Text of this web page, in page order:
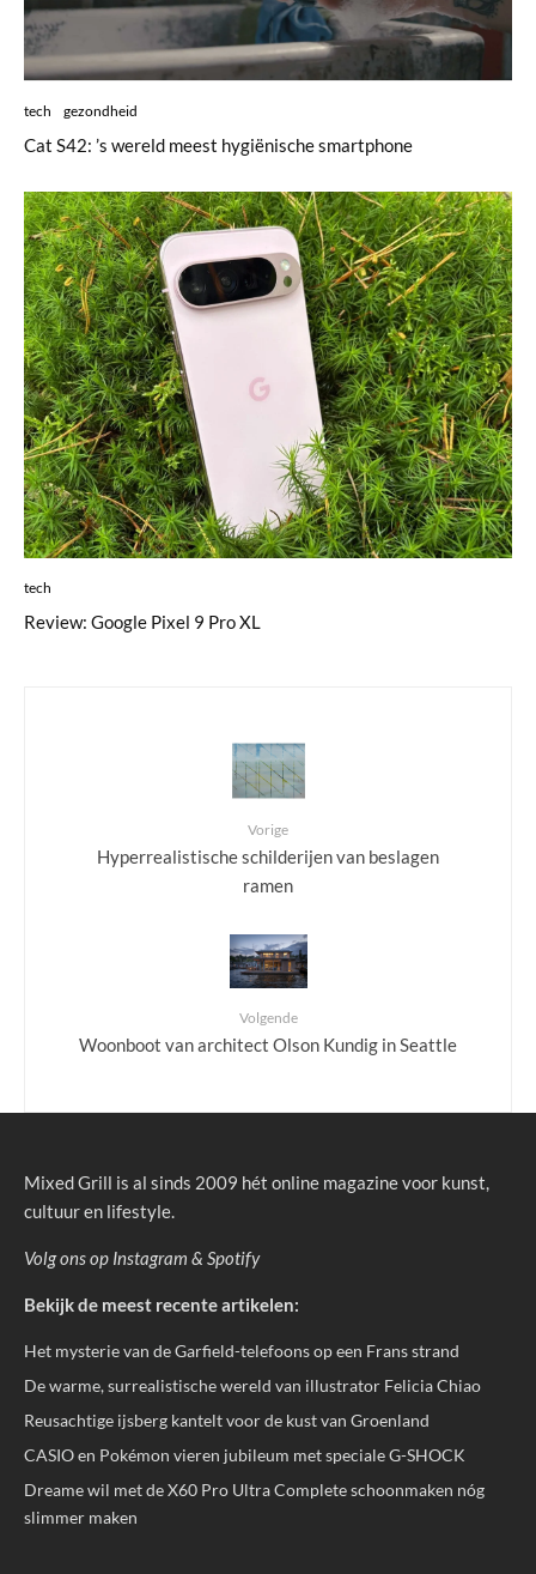
tech gezondheid
Cat S42: ’s wereld meest hygiënische smartphone
tech
Review: Google Pixel 9 Pro XL
Vorige
Hyperrealistische schilderijen van beslagen
ramen
Volgende
Woonboot van architect Olson Kundig in Seattle
Mixed Grill is al sinds 2009 hét online magazine voor kunst,
cultuur en lifestyle.
Volg ons op Instagram & Spotify
Bekijk de meest recente artikelen:
Het mysterie van de Garfield-telefoons op een Frans strand
De warme, surrealistische wereld van illustrator Felicia Chiao
Reusachtige ijsberg kantelt voor de kust van Groenland
CASIO en Pokémon vieren jubileum met speciale G-SHOCK
Dreame wil met de X60 Pro Ultra Complete schoonmaken nóg
slimmer maken